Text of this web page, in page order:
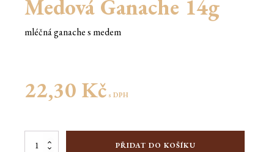
Medová Ganache 14g
mléčná ganache s medem
22,30 Kč s DPH
Medová
PŘIDAT DO KOŠÍKU